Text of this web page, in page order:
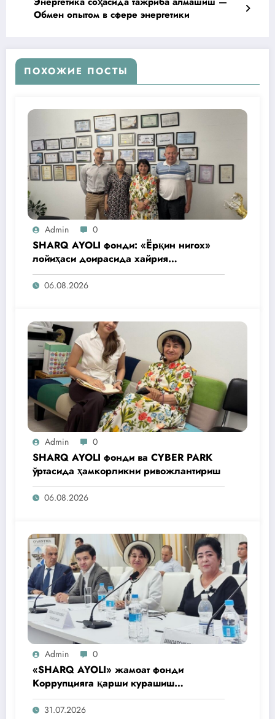
Обмен опытом в сфере энергетики
ПОХОЖИЕ ПОСТЫ
Admin 0
SHARQ AYOLI фонди: «Ёрқин нигох»
лойиҳаси доирасида хайрия
операциялари ўтказилади
06.08.2026
Admin 0
SHARQ AYOLI фонди ва CYBER PARK
ўртасида ҳамкорликни ривожлантириш
06.08.2026
Admin 0
«SHARQ AYOLI» жамоат фонди
Коррупцияга қарши курашиш
агентлигидаги жамоат эшитувида
ташаббусларини тақдим этди
31.07.2026